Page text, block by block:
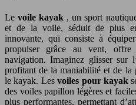
Levoile kayak , un sport
et de la voile, séduit de plus
innovante, qui consiste à
propulser grâce au vent,
navigation. Imaginez glisser sur
profitant de la maniabilité et de la
le kayak. Lesvoiles pour kayak
des voiles papillon légères et
plus performantes, permettant